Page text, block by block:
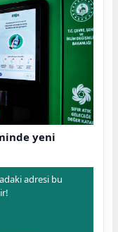
yeni
adresi bu